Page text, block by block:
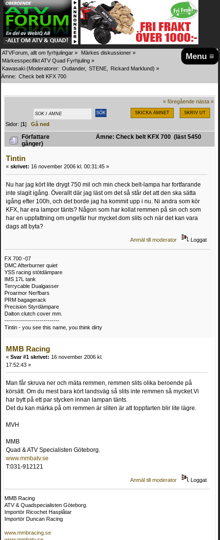
Menu ≡
ATVForum, allt om fyrhjulingar » Märkes diskussioner »
Märkesspecifikt ATV Quad Fyrhjuling »
Kawasaki (Moderatorer: Outlander, STENE Rickard Marklund) »
Ämne: Check belt KFX 700
« föregående nästa »
SKICKA ÄMNET SKRIV UT
Sidor: [1]Gå ned
Författare
Ämne: Check belt KFX 700 (läst 5450
gånger)
Tintin
« skrivet: 16 november 2006 kl. 00:31:45 »
Nu har jag kört lite drygt 750 mil och min check belt-lampa har fortfarande
inte slagit igång. Överallt där jag läst om det så står det att den ska sätta
igång efter 100h, och det borde jag ha kommit upp i nu. Ni andra som kör
KFX, har era lampor tänts? Någon som har kollat remmen på sin och som
har en uppfattning om ungefär hur mycket dom slits och när det kan vara
dags att byta?
Anmäl till moderator Loggat
FX 700 -07
DMC Afterburner quiet
YSS racing stötdämpare
IMS 17L tank
Terrycable Dualgasser
Proarmor Nerfbars
PRM bagagerack
Precision Styrdämpare
Dalton clutch cover mm.
----------------------------
Tintin - you see this name, you think dirty
MMB Racing
« Svar #1 skrivet: 16 november 2006 kl.
17:52:43 »
Man får skruva ner och mäta remmen, remmen slits olika beroende på
körsätt. Om du mest bara kört landsväg så slits inte remmen så mycket.Vi
har bytt på ett par stycken innan lampan tänts.
Det du kan märka på om remmen är sliten är att toppfarten blir lite lägre.
MVH
MMB
Quad & ATV Specialisten Göteborg.
www.mmbatv.se
T:031-912121
Anmäl till moderator Loggat
MMB Racing
ATV & Quadspecialisten Göteborg.
Importör Ricochet Hasplåtar
Importör Duncan Racing
www.mmbracing.se